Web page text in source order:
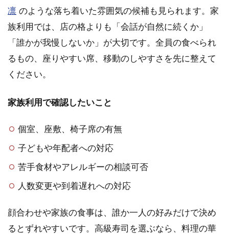
凛 のような落ち着いた雰囲気の候補も見られます。家
族利用では、店の格よりも「会話が自然に続くか」
「誰かが我慢しないか」が大切です。全員の食べられ
るもの、座りやすい席、移動のしやすさを先に整えて
ください。
家族利用で確認したいこと
個室、座敷、椅子席の有無
子どもや年配者への対応
苦手食材やアレルギーの相談可否
人数変更や到着遅れへの対応
顔合わせや家族の食事は、誰か一人の好みだけで決め
るとずれやすいです。高級寿司を選ぶなら、料理の華